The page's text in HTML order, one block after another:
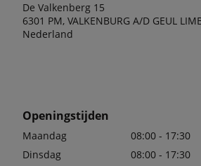
De Valkenberg 15
6301 PM, VALKENBURG A/D GEUL
Nederland
Openingstijden
Maandag
08:00 - 17:30
Dinsdag
08:00 - 17:30